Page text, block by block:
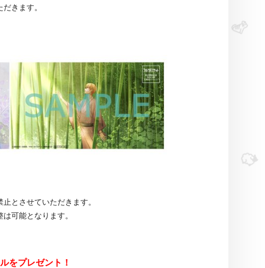
きます。
止とさせていただきます。
は可能となります。
をプレゼント！